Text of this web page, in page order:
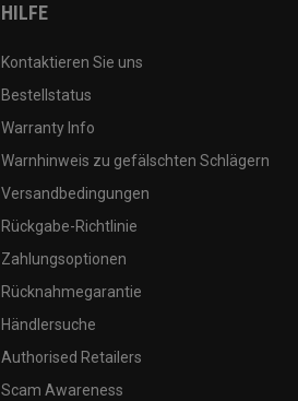
HILFE
Kontaktieren Sie uns
Bestellstatus
Warranty Info
Warnhinweis zu gefälschten Schlägern
Versandbedingungen
Rückgabe-Richtlinie
Zahlungsoptionen
Rücknahmegarantie
Händlersuche
Authorised Retailers
Scam Awareness